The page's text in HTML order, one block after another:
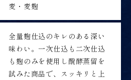
麦・麦麹
全量麹仕込のキレのある深い
味わい。一次仕込も二次仕込
も麹のみを使用し醗酵蒸留を
試みた商品で、スッキリと上